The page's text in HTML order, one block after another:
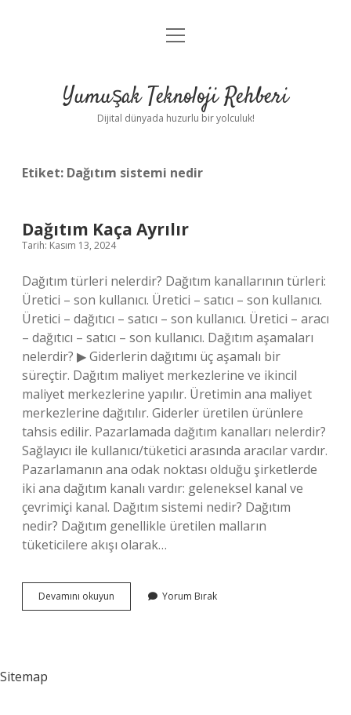
Anasayfa
Yasal Uyarı
menüyü
Yumuşak Teknoloji Rehberi
Dijital dünyada huzurlu bir yolculuk!
Etiket: Dağıtım sistemi nedir
Dağıtım Kaça Ayrılır
Tarih: Kasım 13, 2024
Dağıtım türleri nelerdir? Dağıtım kanallarının türleri:
Üretici – son kullanıcı. Üretici – satıcı – son kullanıcı.
Üretici – dağıtıcı – satıcı – son kullanıcı. Üretici – aracı
– dağıtıcı – satıcı – son kullanıcı. Dağıtım aşamaları
nelerdir? ▶ Giderlerin dağıtımı üç aşamalı bir
süreçtir. Dağıtım maliyet merkezlerine ve ikincil
maliyet merkezlerine yapılır. Üretimin ana maliyet
merkezlerine dağıtılır. Giderler üretilen ürünlere
tahsis edilir. Pazarlamada dağıtım kanalları nelerdir?
Sağlayıcı ile kullanıcı/tüketici arasında aracılar vardır.
Pazarlamanın ana odak noktası olduğu şirketlerde
iki ana dağıtım kanalı vardır: geleneksel kanal ve
çevrimiçi kanal. Dağıtım sistemi nedir? Dağıtım
nedir? Dağıtım genellikle üretilen malların
tüketicilere akışı olarak…
Devamını okuyun
Kaça
Yorum Bırak
Sitemap